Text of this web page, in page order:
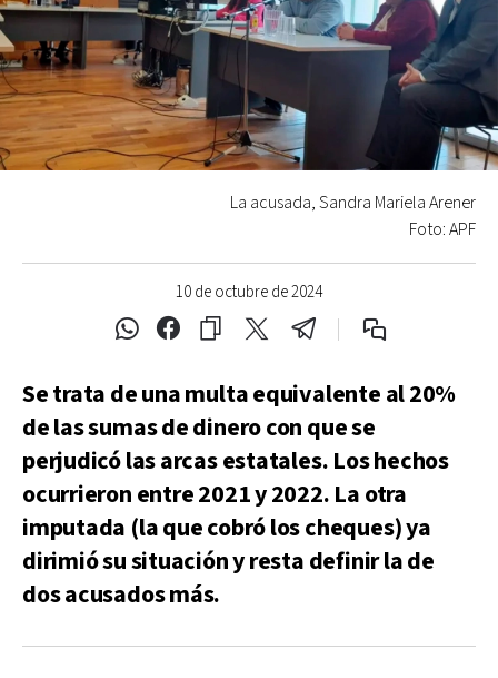
10 de octubre de 2024
La acusada, Sandra Mariela Arener
Foto: APF
Se trata de una multa equivalente al 20%
de las sumas de dinero con que se
perjudicó las arcas estatales. Los hechos
ocurrieron entre 2021 y 2022. La otra
imputada (la que cobró los cheques) ya
dirimió su situación y resta definir la de
dos acusados más.